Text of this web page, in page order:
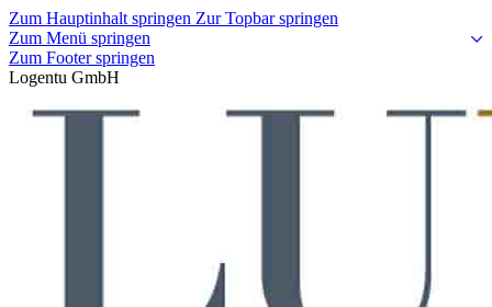
Zum Hauptinhalt springen Zur Topbar springen
Zum Menü springen
Zum Footer springen
Logentu GmbH